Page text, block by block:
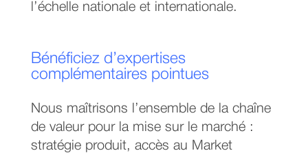
l’échelle nationale et internationale.
Bénéficiez d’expertises
complémentaires pointues
Nous maîtrisons l’ensemble de la chaîne
de valeur pour la mise sur le marché :
stratégie produit, accès au Market